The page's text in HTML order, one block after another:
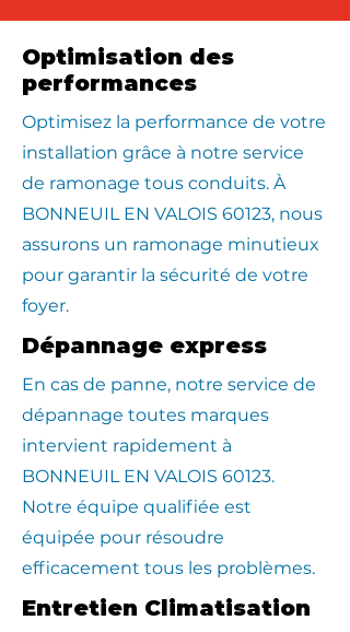
Optimisation des
performances
Optimisez la performance de votre
installation grâce à notre service
de ramonage tous conduits. À
BONNEUIL EN VALOIS 60123, nous
assurons un ramonage minutieux
pour garantir la sécurité de votre
foyer.
Dépannage express
En cas de panne, notre service de
dépannage toutes marques
intervient rapidement à
BONNEUIL EN VALOIS 60123.
Notre équipe qualifiée est
équipée pour résoudre
efficacement tous les problèmes.
Entretien Climatisation